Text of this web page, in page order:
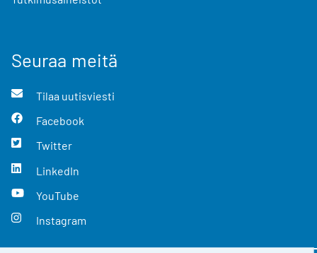
Seuraa meitä
Tilaa uutisviesti
Facebook
Twitter
LinkedIn
YouTube
Instagram